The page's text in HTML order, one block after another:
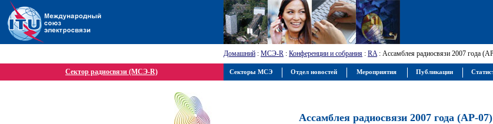
Домашний : МСЭ-R : Конференции и собрания : RA: Ассамблея радиосвязи 2007 года
Сектор радиосвязи (МСЭ-R)
Ассамблея радиосвязи 2007 года (АР-07)
Секторы МСЭ Отдел новостей Мероприятия Публикации